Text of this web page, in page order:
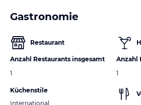
Gastronomie
Restaurant
Anzahl Restaurants insgesamt
1
Küchenstile
International
Anzahl
1